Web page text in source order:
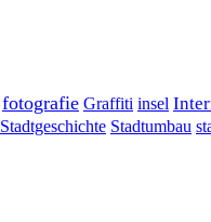
fotografie Graffiti insel
Stadtgeschichte Stadtumbau